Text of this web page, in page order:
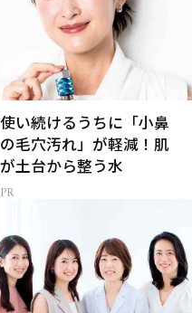
使い続けるうちに「小鼻
の毛穴汚れ」が軽減！肌
が土台から整う水